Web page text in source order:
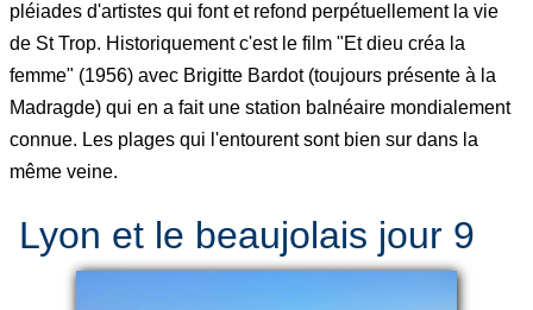
pléiades d'artistes qui font et refond perpétuellement la vie
de St Trop. Historiquement c'est le film "Et dieu créa la
femme" (1956) avec Brigitte Bardot (toujours présente à la
Madragde) qui en a fait une station balnéaire mondialement
connue. Les plages qui l'entourent sont bien sur dans la
même veine.
Lyon et le beaujolais jour 9